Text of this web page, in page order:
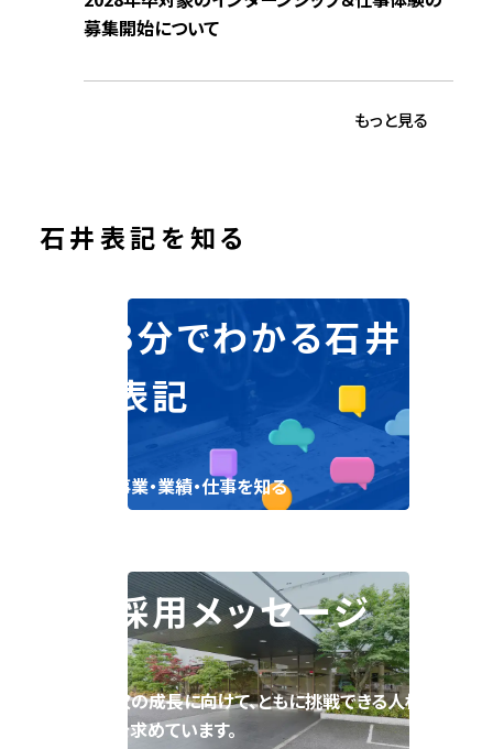
募集開始について
もっと見る
石井表記を知る
3分でわかる石井
表記
事業・業績・仕事を知る
採用メッセージ
次の成長に向けて、ともに挑戦できる人材
を求めています。